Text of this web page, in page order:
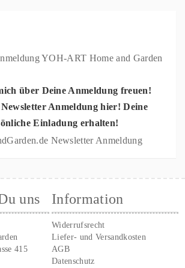
über Deine Anmeldung freuen!
Newsletter Anmeldung hier! Deine
Einladung erhalten!
uns
415
Information
Widerrufsrecht
Liefer- und Versandkosten
AGB
Datenschutz